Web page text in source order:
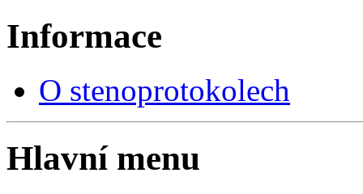
Informace
O stenoprotokolech
Hlavní menu